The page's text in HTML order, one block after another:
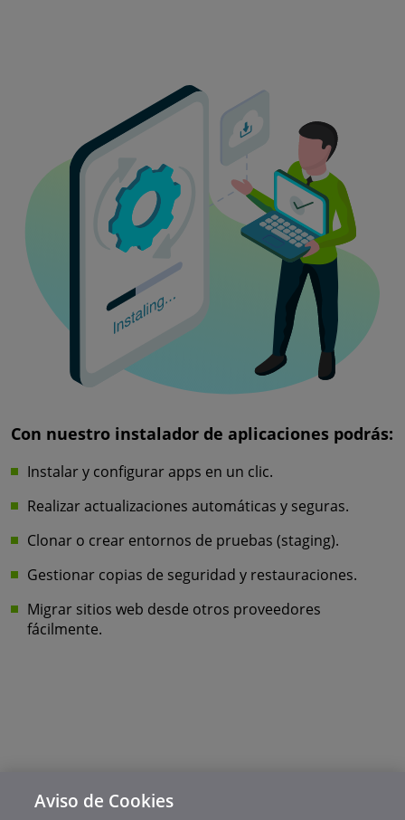
Con nuestro instalador de aplicaciones podrás:
Instalar y configurar apps en un clic.
Realizar actualizaciones automáticas y seguras.
Clonar o crear entornos de pruebas (staging).
Gestionar copias de seguridad y restauraciones.
Migrar sitios web desde otros proveedores
fácilmente.
Aviso de Cookies